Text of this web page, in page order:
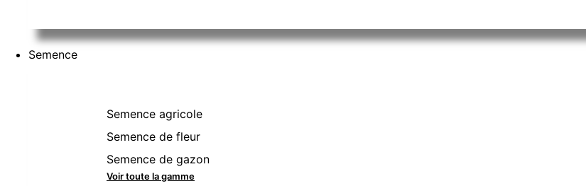
Semence
Semence agricole
Semence de fleur
Semence de gazon
Voir toute la gamme